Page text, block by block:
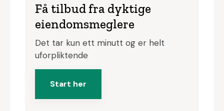
Få tilbud fra dyktige
eiendomsmeglere
Det tar kun ett minutt og er helt
uforpliktende
Start her